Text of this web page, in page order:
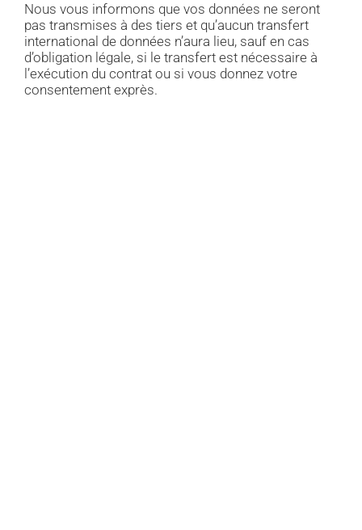
Nous vous informons que vos données ne seront
pas transmises à des tiers et qu’aucun transfert
international de données n’aura lieu, sauf en cas
d’obligation légale, si le transfert est nécessaire à
l’exécution du contrat ou si vous donnez votre
consentement exprès.